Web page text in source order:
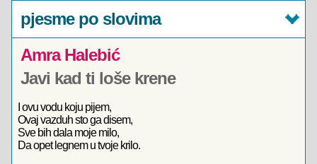
pjesme po slovima
Amra Halebić
Javi kad ti loše krene
I ovu vodu koju pijem,
Ovaj vazduh sto ga disem,
Sve bih dala moje milo,
Da opet legnem u tvoje krilo.